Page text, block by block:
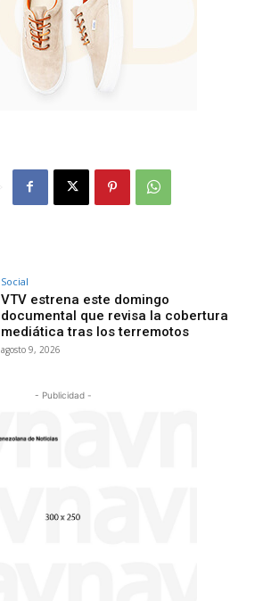
Social
VTV estrena este domingo
documental que revisa la cobertura
mediática tras los terremotos
agosto 9, 2026
- Publicidad -